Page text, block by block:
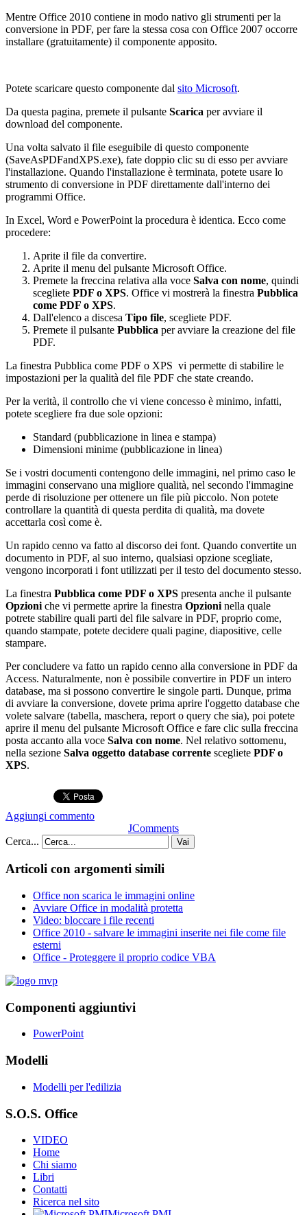
Mentre Office 2010 contiene in modo nativo gli strumenti per la
conversione in PDF, per fare la stessa cosa con Office 2007 occorre
installare (gratuitamente) il componente apposito.
Potete scaricare questo componente dal sito Microsoft.
Da questa pagina, premete il pulsante Scarica per avviare il
download del componente.
Una volta salvato il file eseguibile di questo componente
(SaveAsPDFandXPS.exe), fate doppio clic su di esso per avviare
l'installazione. Quando l'installazione è terminata, potete usare lo
strumento di conversione in PDF direttamente dall'interno dei
programmi Office.
In Excel, Word e PowerPoint la procedura è identica. Ecco come
procedere:
Aprite il file da convertire.
Aprite il menu del pulsante Microsoft Office.
Premete la freccina relativa alla voce Salva con nome, quindi
scegliete PDF o XPS. Office vi mostrerà la finestra Pubblica
come PDF o XPS.
Dall'elenco a discesa Tipo file, scegliete PDF.
Premete il pulsante Pubblica per avviare la creazione del file
PDF.
La finestra Pubblica come PDF o XPS vi permette di stabilire le
impostazioni per la qualità del file PDF che state creando.
Per la verità, il controllo che vi viene concesso è minimo, infatti,
potete scegliere fra due sole opzioni:
Standard (pubblicazione in linea e stampa)
Dimensioni minime (pubblicazione in linea)
Se i vostri documenti contengono delle immagini, nel primo caso le
immagini conservano una migliore qualità, nel secondo l'immagine
perde di risoluzione per ottenere un file più piccolo. Non potete
controllare la quantità di questa perdita di qualità, ma dovete
accettarla così come è.
Un rapido cenno va fatto al discorso dei font. Quando convertite un
documento in PDF, al suo interno, qualsiasi opzione scegliate,
vengono incorporati i font utilizzati per il testo del documento stesso.
La finestra Pubblica come PDF o XPS presenta anche il pulsante
Opzioni che vi permette aprire la finestra Opzioni nella quale
potrete stabilire quali parti del file salvare in PDF, proprio come,
quando stampate, potete decidere quali pagine, diapositive, celle
stampare.
Per concludere va fatto un rapido cenno alla conversione in PDF da
Access. Naturalmente, non è possibile convertire in PDF un intero
database, ma si possono convertire le singole parti. Dunque, prima
di avviare la conversione, dovete prima aprire l'oggetto database che
volete salvare (tabella, maschera, report o query che sia), poi potete
aprire il menu del pulsante Microsoft Office e fare clic sulla freccina
posta accanto alla voce Salva con nome. Nel relativo sottomenu,
nella sezione Salva oggetto database corrente scegliete PDF o
XPS.
Aggiungi commento
JComments
Cerca...
Vai
Articoli con argomenti simili
Office non scarica le immagini online
Avviare Office in modalità protetta
Video: bloccare i file recenti
Office 2010 - salvare le immagini inserite nei file come file
esterni
Office - Proteggere il proprio codice VBA
Componenti aggiuntivi
PowerPoint
Modelli
Modelli per l'edilizia
S.O.S. Office
VIDEO
Home
Chi siamo
Libri
Contatti
Ricerca nel sito